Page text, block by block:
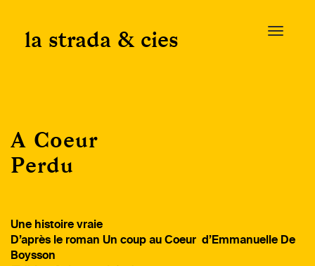
content
T
t
la strada & cies
A Coeur
Perdu
Une histoire vraie
D’après le roman Un coup au Coeur d’Emmanuelle De
Boysson